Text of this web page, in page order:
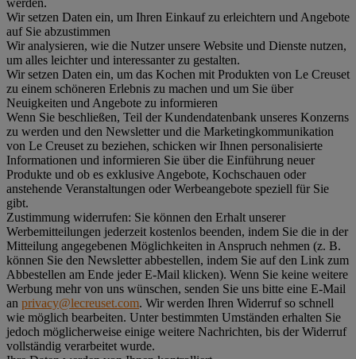
werden.
Wir setzen Daten ein, um Ihren Einkauf zu erleichtern und Angebote
auf Sie abzustimmen
Wir analysieren, wie die Nutzer unsere Website und Dienste nutzen,
um alles leichter und interessanter zu gestalten.
Wir setzen Daten ein, um das Kochen mit Produkten von Le Creuset
zu einem schöneren Erlebnis zu machen und um Sie über
Neuigkeiten und Angebote zu informieren
Wenn Sie beschließen, Teil der Kundendatenbank unseres Konzerns
zu werden und den Newsletter und die Marketingkommunikation
von Le Creuset zu beziehen, schicken wir Ihnen personalisierte
Informationen und informieren Sie über die Einführung neuer
Produkte und ob es exklusive Angebote, Kochschauen oder
anstehende Veranstaltungen oder Werbeangebote speziell für Sie
gibt.
Zustimmung widerrufen: Sie können den Erhalt unserer
Werbemitteilungen jederzeit kostenlos beenden, indem Sie die in der
Mitteilung angegebenen Möglichkeiten in Anspruch nehmen (z. B.
können Sie den Newsletter abbestellen, indem Sie auf den Link zum
Abbestellen am Ende jeder E-Mail klicken). Wenn Sie keine weitere
Werbung mehr von uns wünschen, senden Sie uns bitte eine E-Mail
an privacy@lecreuset.com. Wir werden Ihren Widerruf so schnell
wie möglich bearbeiten. Unter bestimmten Umständen erhalten Sie
jedoch möglicherweise einige weitere Nachrichten, bis der Widerruf
vollständig verarbeitet wurde.